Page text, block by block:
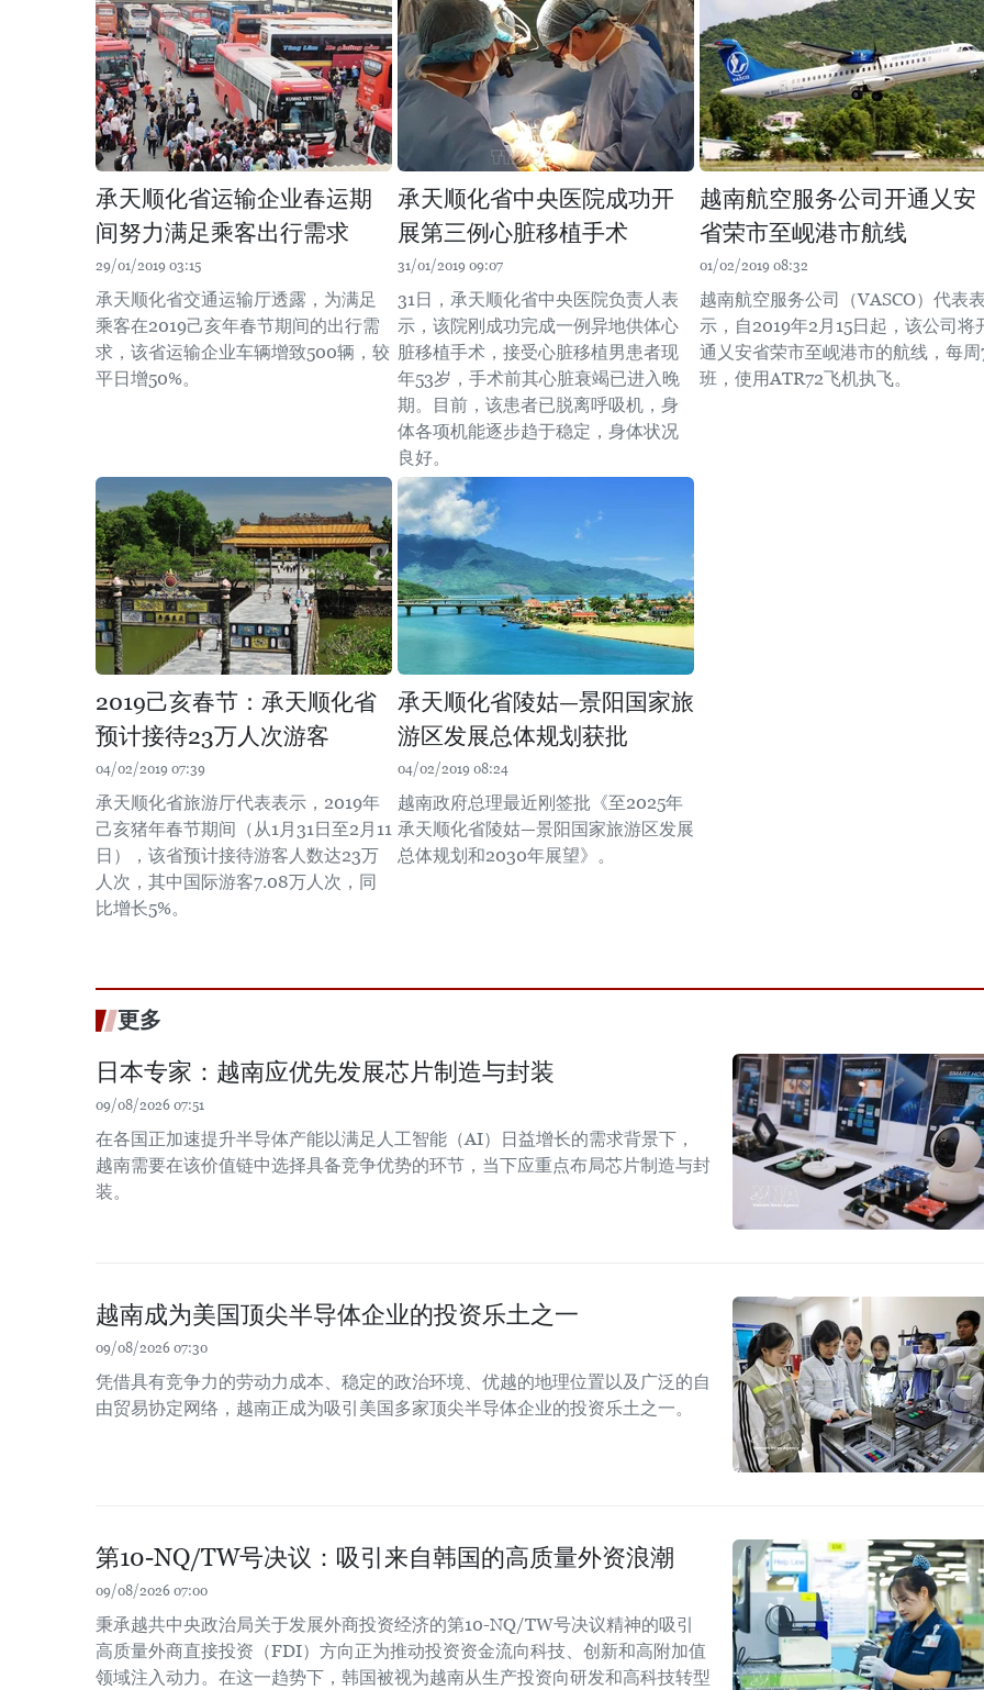
承天顺化省运输企业春运期
间努力满足乘客出行需求
29/01/2019 03:15
承天顺化省交通运输厅透露，为满足
乘客在2019己亥年春节期间的出行需
求，该省运输企业车辆增致500辆，较
平日增50%。
承天顺化省中央医院成功开
展第三例心脏移植手术
31/01/2019 09:07
31日，承天顺化省中央医院负责人表
示，该院刚成功完成一例异地供体心
脏移植手术，接受心脏移植男患者现
年53岁，手术前其心脏衰竭已进入晚
期。目前，该患者已脱离呼吸机，身
体各项机能逐步趋于稳定，身体状况
良好。
越南航空服务公司开通乂安
省荣市至岘港市航线
01/02/2019 08:32
越南航空服务公司（VASCO）代表表
示，自2019年2月15日起，该公司将
通乂安省荣市至岘港市的航线，每周
班，使用ATR72飞机执飞。
2019己亥春节：承天顺化省
预计接待23万人次游客
04/02/2019 07:39
承天顺化省旅游厅代表表示，2019年
己亥猪年春节期间（从1月31日至2月11
日），该省预计接待游客人数达23万
人次，其中国际游客7.08万人次，同
比增长5%。
承天顺化省陵姑—景阳国家旅
游区发展总体规划获批
04/02/2019 08:24
越南政府总理最近刚签批《至2025年
承天顺化省陵姑—景阳国家旅游区发展
总体规划和2030年展望》。
更多
日本专家：越南应优先发展芯片制造与封装
09/08/2026 07:51
在各国正加速提升半导体产能以满足人工智能（AI）日益增长的需求背景下，
越南需要在该价值链中选择具备竞争优势的环节，当下应重点布局芯片制造与封
装。
越南成为美国顶尖半导体企业的投资乐土之一
09/08/2026 07:30
凭借具有竞争力的劳动力成本、稳定的政治环境、优越的地理位置以及广泛的自
由贸易协定网络，越南正成为吸引美国多家顶尖半导体企业的投资乐土之一。
第10-NQ/TW号决议：吸引来自韩国的高质量外资浪潮
09/08/2026 07:00
秉承越共中央政治局关于发展外商投资经济的第10-NQ/TW号决议精神的吸引
高质量外商直接投资（FDI）方向正为推动投资资金流向科技、创新和高附加值
领域注入动力。在这一趋势下，韩国被视为越南从生产投资向研发和高科技转型